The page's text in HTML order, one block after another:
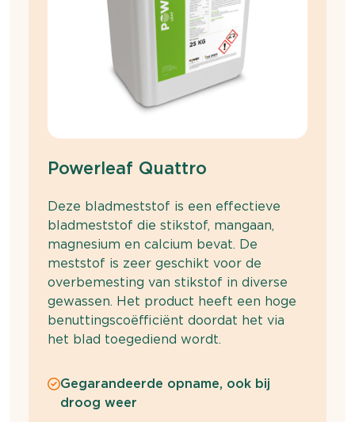
Powerleaf Quattro
Deze bladmeststof is een effectieve
bladmeststof die stikstof, mangaan,
magnesium en calcium bevat. De
meststof is zeer geschikt voor de
overbemesting van stikstof in diverse
gewassen. Het product heeft een hoge
benuttingscoëfficiënt doordat het via
het blad toegediend wordt.
Gegarandeerde opname, ook bij
droog weer